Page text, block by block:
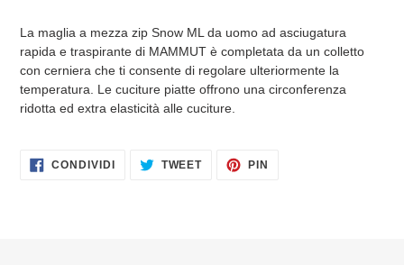
prodotto
nel
La maglia a mezza zip Snow ML da uomo ad asciugatura
rapida e traspirante di MAMMUT è completata da un colletto
con cerniera che ti consente di regolare ulteriormente la
temperatura. Le cuciture piatte offrono una circonferenza
ridotta ed extra elasticità alle cuciture.
CONDIVIDI CONDIVIDITWEETTWITTA
PIN